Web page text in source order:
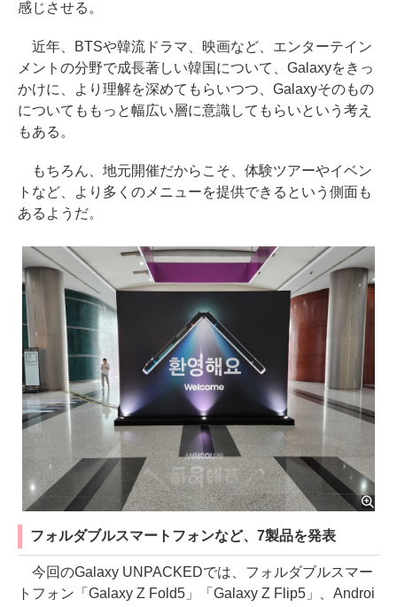
感じさせる。
近年、BTSや韓流ドラマ、映画など、エンターテイン
メントの分野で成長著しい韓国について、Galaxyをきっ
かけに、より理解を深めてもらいつつ、Galaxyそのもの
についてももっと幅広い層に意識してもらいという考え
もある。
もちろん、地元開催だからこそ、体験ツアーやイベン
トなど、より多くのメニューを提供できるという側面も
あるようだ。
フォルダブルスマートフォンなど、7製品を発表
今回のGalaxy UNPACKEDでは、フォルダブルスマー
トフォン「Galaxy Z Fold5」「Galaxy Z Flip5」、Androi